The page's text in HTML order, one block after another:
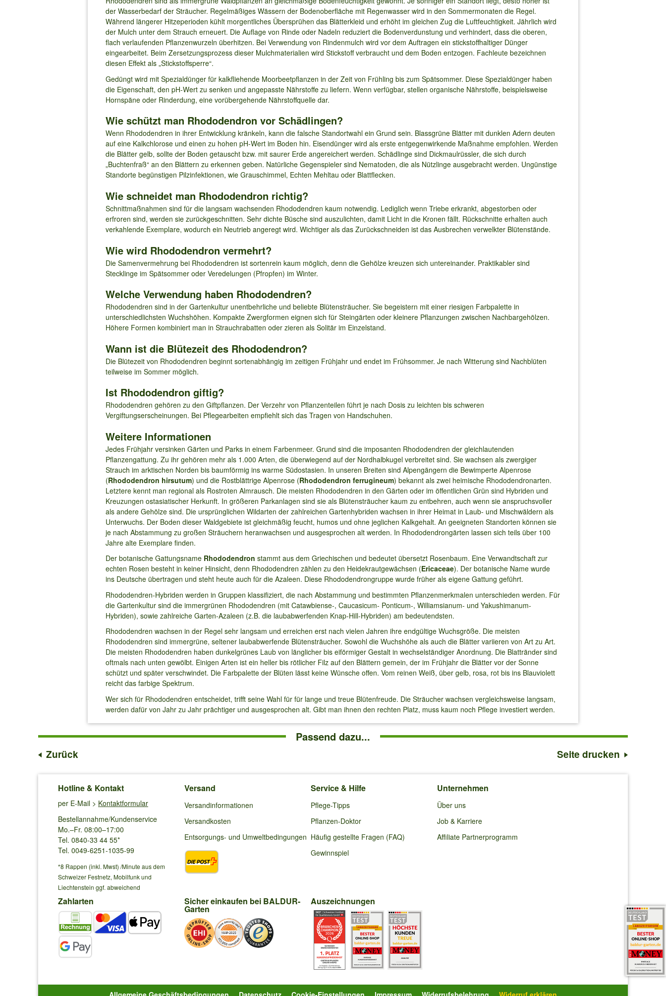
der Wasserbedarf der Sträucher. Regelmäßiges Wässern der Bodenoberfläche mit Regenwasser wird in den Sommermonaten die Regel.
Während längerer Hitzeperioden kühlt morgentliches Übersprühen das Blätterkleid und erhöht im gleichen Zug die Luftfeuchtigkeit. Jährlich wird
der Mulch unter dem Strauch erneuert. Die Auflage von Rinde oder Nadeln reduziert die Bodenverdunstung und verhindert, dass die oberen,
flach verlaufenden Pflanzenwurzeln überhitzen. Bei Verwendung von Rindenmulch wird vor dem Auftragen ein stickstoffhaltiger Dünger
eingearbeitet. Beim Zersetzungsprozess dieser Mulchmaterialien wird Stickstoff verbraucht und dem Boden entzogen. Fachleute bezeichnen
diesen Effekt als „Stickstoffsperre“.
Gedüngt wird mit Spezialdünger für kalkfliehende Moorbeetpflanzen in der Zeit von Frühling bis zum Spätsommer. Diese Spezialdünger haben
die Eigenschaft, den pH-Wert zu senken und angepasste Nährstoffe zu liefern. Wenn verfügbar, stellen organische Nährstoffe, beispielsweise
Hornspäne oder Rinderdung, eine vorübergehende Nährstoffquelle dar.
Wie schützt man Rhododendron vor Schädlingen?
Wenn Rhododendren in ihrer Entwicklung kränkeln, kann die falsche Standortwahl ein Grund sein. Blassgrüne Blätter mit dunklen Adern deuten
auf eine Kalkchlorose und einen zu hohen pH-Wert im Boden hin. Eisendünger wird als erste entgegenwirkende Maßnahme empfohlen. Werden
die Blätter gelb, sollte der Boden getauscht bzw. mit saurer Erde angereichert werden. Schädlinge sind Dickmaulrüssler, die sich durch
„Buchtenfraß“ an den Blättern zu erkennen geben. Natürliche Gegenspieler sind Nematoden, die als Nützlinge ausgebracht werden. Ungünstige
Standorte begünstigen Pilzinfektionen, wie Grauschimmel, Echten Mehltau oder Blattflecken.
Wie schneidet man Rhododendron richtig?
Schnittmaßnahmen sind für die langsam wachsenden Rhododendren kaum notwendig. Lediglich wenn Triebe erkrankt, abgestorben oder
erfroren sind, werden sie zurückgeschnitten. Sehr dichte Büsche sind auszulichten, damit Licht in die Kronen fällt. Rückschnitte erhalten auch
verkahlende Exemplare, wodurch ein Neutrieb angeregt wird. Wichtiger als das Zurückschneiden ist das Ausbrechen verwelkter Blütenstände.
Wie wird Rhododendron vermehrt?
Die Samenvermehrung bei Rhododendren ist sortenrein kaum möglich, denn die Gehölze kreuzen sich untereinander. Praktikabler sind
Stecklinge im Spätsommer oder Veredelungen (Pfropfen) im Winter.
Welche Verwendung haben Rhododendren?
Rhododendren sind in der Gartenkultur unentbehrliche und beliebte Blütensträucher. Sie begeistern mit einer riesigen Farbpalette in
unterschiedlichsten Wuchshöhen. Kompakte Zwergformen eignen sich für Steingärten oder kleinere Pflanzungen zwischen Nachbargehölzen.
Höhere Formen kombiniert man in Strauchrabatten oder zieren als Solitär im Einzelstand.
Wann ist die Blütezeit des Rhododendron?
Die Blütezeit von Rhododendren beginnt sortenabhängig im zeitigen Frühjahr und endet im Frühsommer. Je nach Witterung sind Nachblüten
teilweise im Sommer möglich.
Ist Rhododendron giftig?
Rhododendren gehören zu den Giftpflanzen. Der Verzehr von Pflanzenteilen führt je nach Dosis zu leichten bis schweren
Vergiftungserscheinungen. Bei Pflegearbeiten empfiehlt sich das Tragen von Handschuhen.
Weitere Informationen
Jedes Frühjahr versinken Gärten und Parks in einem Farbenmeer. Grund sind die imposanten Rhododendren der gleichlautenden
Pflanzengattung. Zu ihr gehören mehr als 1.000 Arten, die überwiegend auf der Nordhalbkugel verbreitet sind. Sie wachsen als zwergiger
Strauch im arktischen Norden bis baumförmig ins warme Südostasien. In unseren Breiten sind Alpengängern die Bewimperte Alpenrose
(Rhododendron hirsutum) und die Rostblättrige Alpenrose (Rhododendron ferrugineum) bekannt als zwei heimische Rhododendronarten.
Letztere kennt man regional als Rostroten Almrausch. Die meisten Rhododendren in den Gärten oder im öffentlichen Grün sind Hybriden und
Kreuzungen ostasiatischer Herkunft. In größeren Parkanlagen sind sie als Blütensträucher kaum zu entbehren, auch wenn sie anspruchsvoller
als andere Gehölze sind. Die ursprünglichen Wildarten der zahlreichen Gartenhybriden wachsen in ihrer Heimat in Laub- und Mischwäldern als
Unterwuchs. Der Boden dieser Waldgebiete ist gleichmäßig feucht, humos und ohne jeglichen Kalkgehalt. An geeigneten Standorten können sie
je nach Abstammung zu großen Sträuchern heranwachsen und ausgesprochen alt werden. In Rhododendrongärten lassen sich teils über 100
Jahre alte Exemplare finden.
Der botanische Gattungsname Rhododendron stammt aus dem Griechischen und bedeutet übersetzt Rosenbaum. Eine Verwandtschaft zur
echten Rosen besteht in keiner Hinsicht, denn Rhododendren zählen zu den Heidekrautgewächsen (Ericaceae). Der botanische Name wurde
ins Deutsche übertragen und steht heute auch für die Azaleen. Diese Rhododendrongruppe wurde früher als eigene Gattung geführt.
Rhododendren-Hybriden werden in Gruppen klassifiziert, die nach Abstammung und bestimmten Pflanzenmerkmalen unterschieden werden. Für
die Gartenkultur sind die immergrünen Rhododendren (mit Catawbiense-, Caucasicum- Ponticum-, Williamsianum- und Yakushimanum-
Hybriden), sowie zahlreiche Garten-Azaleen (z.B. die laubabwerfenden Knap-Hill-Hybriden) am bedeutendsten.
Rhododendren wachsen in der Regel sehr langsam und erreichen erst nach vielen Jahren ihre endgültige Wuchsgröße. Die meisten
Rhododendren sind immergrüne, seltener laubabwerfende Blütensträucher. Sowohl die Wuchshöhe als auch die Blätter variieren von Art zu Art.
Die meisten Rhododendren haben dunkelgrünes Laub von länglicher bis eiförmiger Gestalt in wechselständiger Anordnung. Die Blattränder sind
oftmals nach unten gewölbt. Einigen Arten ist ein heller bis rötlicher Filz auf den Blättern gemein, der im Frühjahr die Blätter vor der Sonne
schützt und später verschwindet. Die Farbpalette der Blüten lässt keine Wünsche offen. Vom reinen Weiß, über gelb, rosa, rot bis ins Blauviolett
reicht das farbige Spektrum.
Wer sich für Rhododendren entscheidet, trifft seine Wahl für für lange und treue Blütenfreude. Die Sträucher wachsen vergleichsweise langsam,
werden dafür von Jahr zu Jahr prächtiger und ausgesprochen alt. Gibt man ihnen den rechten Platz, muss kaum noch Pflege investiert werden.
Passend dazu...
Zurück Seite drucken
Hotline & Kontakt
per E-Mail > Kontaktformular
Bestellannahme/Kundenservice
Mo.–Fr. 08:00–17:00
Tel. 0840-33 44 55*
Tel. 0049-6251-1035-99
*8 Rappen (inkl. Mwst) /Minute aus dem
Schweizer Festnetz, Mobilfunk und
Liechtenstein ggf. abweichend
Versand
Versandinformationen
Versandkosten
Entsorgungs- und Umweltbedingungen
Service & Hilfe
Pflege-Tipps
Pflanzen-Doktor
Häufig gestellte Fragen (FAQ)
Gewinnspiel
Unternehmen
Über uns
Job & Karriere
Affiliate Partnerprogramm
Zahlarten Sicher einkaufen bei BALDUR-
Garten
Auszeichnungen